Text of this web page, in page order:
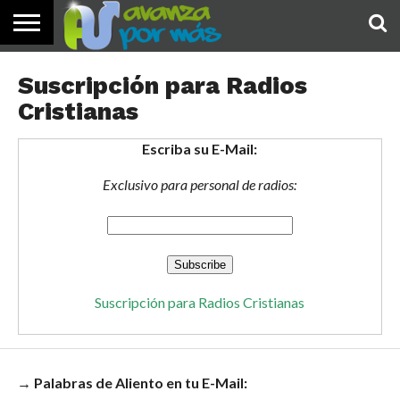
PALABRA
DE HOY
DEVOCIONALES
NOTICIAS
TESTIMONIOS
ORACIONES
NOSOTROS
IMÁGENES
Suscripción para Radios
Cristianas
Escriba su E-Mail:
Exclusivo para personal de radios:
Suscripción para Radios Cristianas
→ Palabras de Aliento en tu E-Mail: